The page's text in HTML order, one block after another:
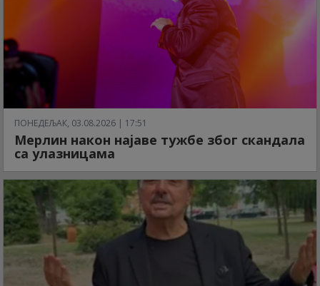
ПОНЕДЕЉАК, 03.08.2026 | 17:51
Мерлин након најаве тужбе због скандала
са улазницама